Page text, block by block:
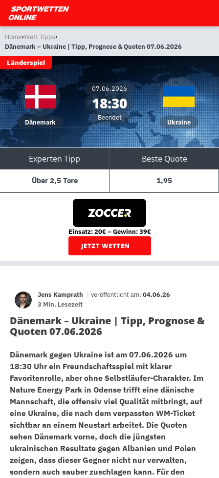
Home›Wett Tipps›
Dänemark – Ukraine | Tipp, Prognose & Quoten 07.06.2026
Länderspiel
Dänemark
07.06.2026
18:30
Beendet
Ukraine
Experten Tipp Beste Quote
Über 2,5 Tore 1,95
Einsatz: 20€ – Gewinn: 39€
JETZT WETTEN
Jens Kamprath | veröffentlicht am: 04.06.26
3 Min. Lesezeit
Dänemark – Ukraine | Tipp, Prognose &
Quoten 07.06.2026
Dänemark gegen Ukraine ist am 07.06.2026 um
18:30 Uhr ein Freundschaftsspiel mit klarer
Favoritenrolle, aber ohne Selbstläufer-Charakter. Im
Nature Energy Park in Odense trifft eine dänische
Mannschaft, die offensiv viel Qualität mitbringt, auf
eine Ukraine, die nach dem verpassten WM-Ticket
sichtbar an einem Neustart arbeitet. Die Quoten
sehen Dänemark vorne, doch die jüngsten
ukrainischen Resultate gegen Albanien und Polen
zeigen, dass dieser Gegner nicht nur verwalten,
sondern auch sauber zuschlagen kann. Für den